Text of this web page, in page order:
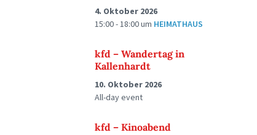
4. Oktober 2026
15:00 - 18:00um HEIMATHAUS
kfd – Wandertag in
Kallenhardt
10. Oktober 2026
All-day event
kfd – Kinoabend